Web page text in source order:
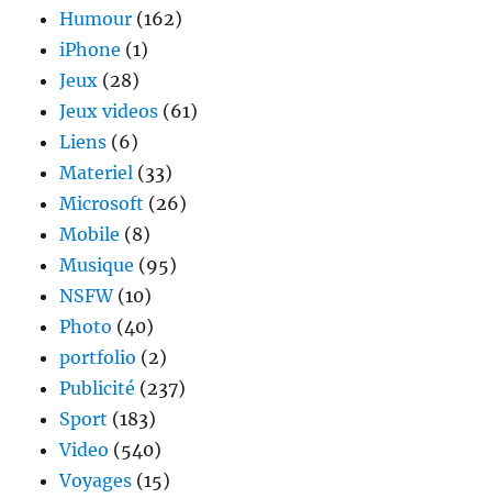
Humour (162)
iPhone (1)
Jeux (28)
Jeux videos (61)
Liens (6)
Materiel (33)
Microsoft (26)
Mobile (8)
Musique (95)
NSFW(10)
Photo (40)
portfolio (2)
Publicité (237)
Sport (183)
Video (540)
Voyages (15)